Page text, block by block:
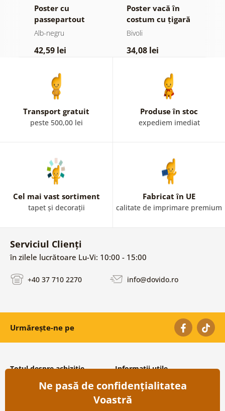
Poster cu
passepartout
natură moartă de
negru
Alb-negru
42,59 lei
Poster vacă în
costum cu țigară
și whisky
Bivoli
34,08 lei
Transport gratuit
peste 500,00 lei
Produse în stoc
expediem imediat
Cel mai vast sortiment
tapet și decorații
Fabricat în UE
calitate de imprimare premium
Serviciul Clienți
în zilele lucrătoare Lu-Vi: 10:00 - 15:00
+40 37 710 2270 info@dovido.ro
Urmărește-ne pe
Totul despre achiziție
Condiții și termeni generali
Protecția datelor personale
Transport și modalități de plată
Informații utile
Despre noi
Întrebări frecvente
Contacte
Ne pasă de confidențialitatea
Voastră